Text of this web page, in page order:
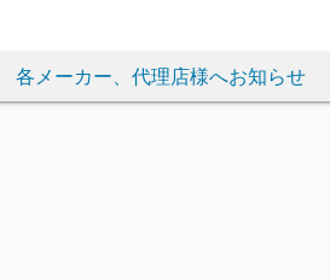
各メーカー、代理店様へお知らせ